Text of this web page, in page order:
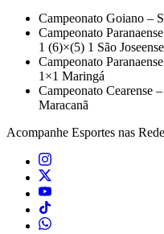
Campeonato Goiano –
Campeonato
1 (6)×(5) 1 São Joseense
Campeonato
1×1 Maringá
Campeonato Cearense
Maracanã
Acompanhe Esportes nas